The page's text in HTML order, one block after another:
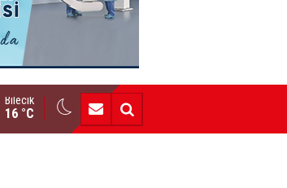
Bozüyük AİHL’den Büyük Başarı
Bilecik
16 °C